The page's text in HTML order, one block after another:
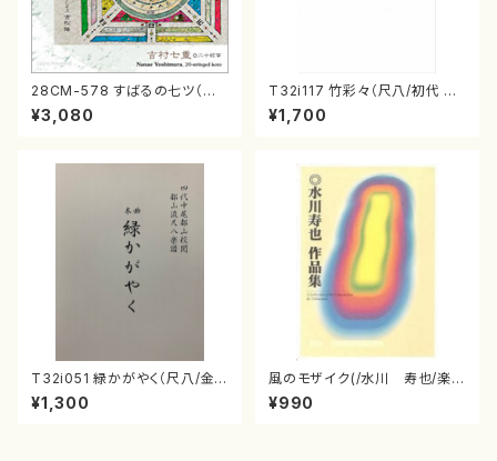
28CM-578 すばるの七ツ（二
十絃箏/クラリネット/ヴァイオリ
ン/チェロ/吉松 隆：/CD）
¥3,080
T32i117 竹彩々（尺八/初代 山
本邦山/尺八/都山式譜）都山流
公刊楽譜曲番:566
¥1,700
T32i051 緑かがやく（尺八/金
森高山/楽譜）都山流公刊楽譜曲
番：50
¥1,300
風のモザイク(/水川 寿也/楽
譜）
¥990